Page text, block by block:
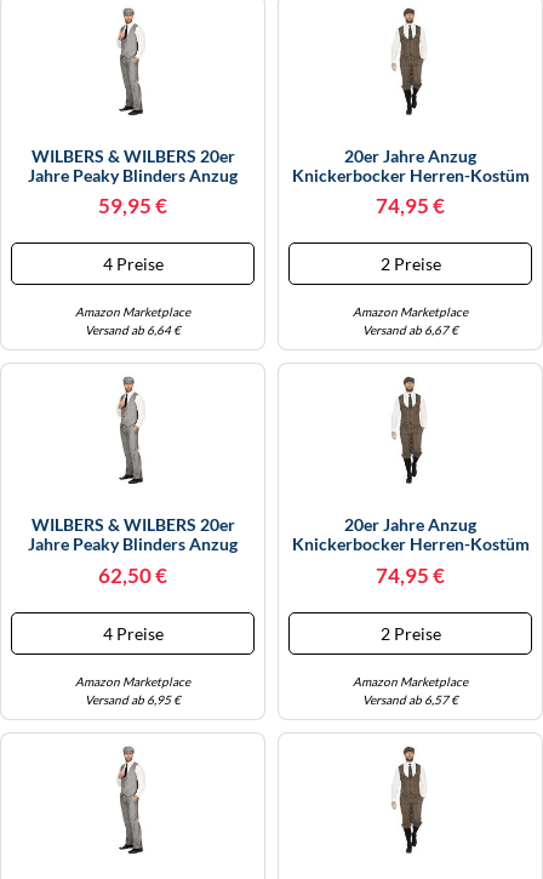
WILBERS & WILBERS 20er
Jahre Peaky Blinders Anzug
Schwarz-Weiß Lange Hose
Weste Mütze Schiebermütze
59,95 €
4 Preise
Amazon Marketplace
Versand ab 6,64 €
20er Jahre Anzug
Knickerbocker Herren-Kostüm
Braun-Beige Weste
Schiebermütze The Roaring
74,95 €
2 Preise
Amazon Marketplace
Versand ab 6,67 €
WILBERS & WILBERS 20er
Jahre Peaky Blinders Anzug
Weste Mütze Schiebermütze
62,50 €
4 Preise
Amazon Marketplace
Versand ab 6,95 €
20er Jahre Anzug
Knickerbocker Herren-Kostüm
Schiebermütze The Roaring
74,95 €
2 Preise
Amazon Marketplace
Versand ab 6,57 €